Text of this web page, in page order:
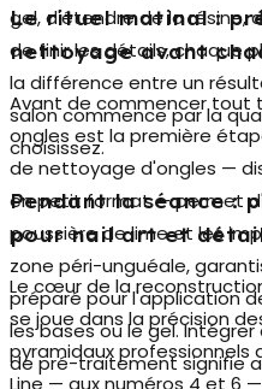
gel, d'étendre de la résine,
de finir les détails, chaque
la différence entre un
salon commence par la
choisissez.
Le rituel matinal :
nettoyage avant
Avant de commencer tout
ongles est la première
de nettoyage d'ongles —
en petit format — permet
poussière de lime et les
zone péri-unguéale,
préparé pour l'application
les bases ou le gel.
de pré-traitement signifie
Pendant la séance :
pour nail art et
Le cœur de la
se joue dans la précision
pyramidaux professionnels